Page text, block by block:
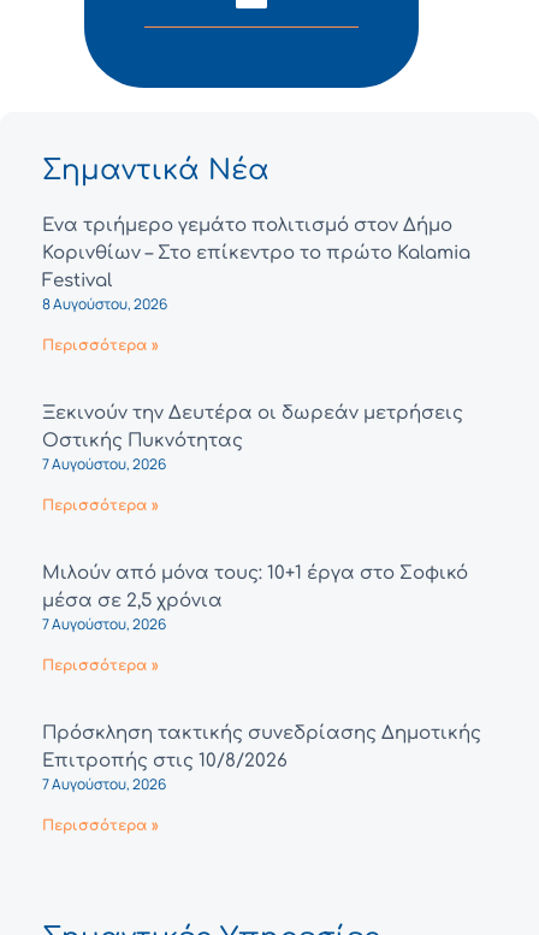
Σημαντικά Νέα
Ένα τριήμερο γεμάτο πολιτισμό στον Δήμο
Κορινθίων – Στο επίκεντρο το πρώτο Kalamia
Festival
8 Αυγούστου, 2026
Περισσότερα »
Ξεκινούν την Δευτέρα οι δωρεάν μετρήσεις
Οστικής Πυκνότητας
7 Αυγούστου, 2026
Περισσότερα »
Μιλούν από μόνα τους: 10+1 έργα στο Σοφικό
μέσα σε 2,5 χρόνια
7 Αυγούστου, 2026
Περισσότερα »
Πρόσκληση τακτικής συνεδρίασης Δημοτικής
Επιτροπής στις 10/8/2026
7 Αυγούστου, 2026
Περισσότερα »